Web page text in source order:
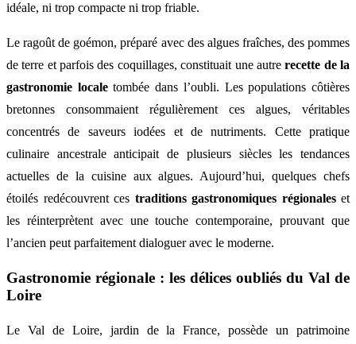
idéale, ni trop compacte ni trop friable.
Le ragoût de goémon, préparé avec des algues fraîches, des pommes
de terre et parfois des coquillages, constituait une autrerecette de la
gastronomie localetombée dans l’oubli. Les populations côtières
bretonnes consommaient régulièrement ces algues, véritables
concentrés de saveurs iodées et de nutriments. Cette pratique
culinaire ancestrale anticipait de plusieurs siècles les tendances
actuelles de la cuisine aux algues. Aujourd’hui, quelques chefs
étoilés redécouvrent ces traditions gastronomiques régionaleset
les réinterprètent avec une touche contemporaine, prouvant que
l’ancien peut parfaitement dialoguer avec le moderne.
Gastronomie régionale : les délices oubliés du Val de
Loire
Le Val de Loire, jardin de la France, possède un patrimoine